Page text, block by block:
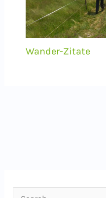
Wander-Zitate